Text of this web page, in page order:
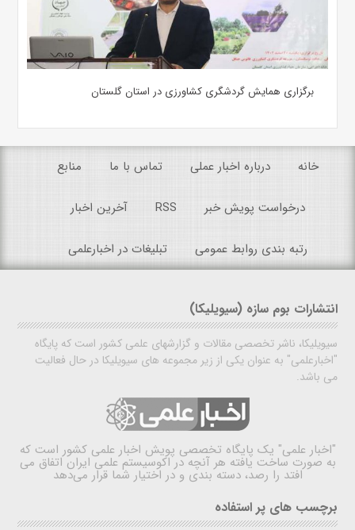
برگزاری همایش گردشگری کشاورزی در استان گلستان
خانه درباره اخبار عملی تماس با ما منابع
درخواست پویش خبر RSS آخرین اخبار
رتبه بندی روابط عمومی تبلیغات در اخبارعلمی
انتشارات بوم سازه (سیویلیکا)
سیویلیکا، ناشر تخصصی مقالات و گزارشهای علمی کشور است که پایگاه
"اخبارعلمی" به عنوان یکی از زیر مجموعه های سیویلیکا در حال فعالیت
می باشد.
"اخبار علمی" یک پایگاه تخصصی پویش اخبار علمی کشور است که
به صورت ساخت یافته هر آنچه در اکوسیستم علمی ایران اتفاق می
افتد را رصد، دسته بندی و در اختیار شما قرار می‌دهد
برچسب های پر استفاده